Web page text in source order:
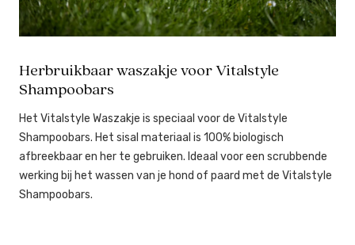
Herbruikbaar waszakje voor Vitalstyle
Shampoobars
Het Vitalstyle Waszakje is speciaal voor de Vitalstyle
Shampoobars. Het sisal materiaal is 100% biologisch
afbreekbaar en her te gebruiken. Ideaal voor een scrubbende
werking bij het wassen van je hond of paard met de Vitalstyle
Shampoobars.